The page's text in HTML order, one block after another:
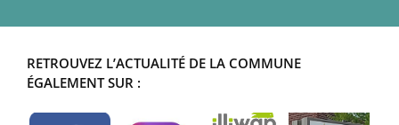
RETROUVEZ L’ACTUALITÉ DE LA COMMUNE
ÉGALEMENT SUR :